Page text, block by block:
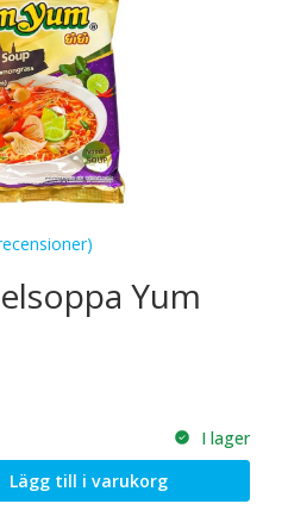
Yum
I lager
Lägg till i varukorg